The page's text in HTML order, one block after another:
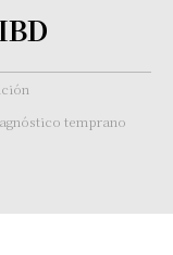
temprano